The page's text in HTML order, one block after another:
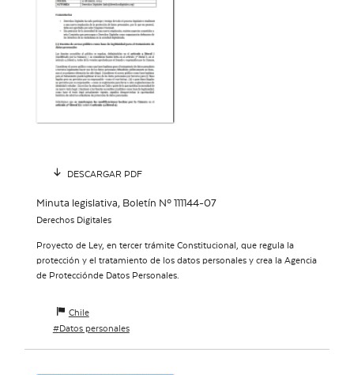
DESCARGAR PDF
Minuta legislativa, Boletín Nº 111144-07
Derechos Digitales
Proyecto de Ley, en tercer trámite Constitucional, que regula la
protección y el tratamiento de los datos personales y crea la Agencia
de Protecciónde Datos Personales.
Chile
Datos personales